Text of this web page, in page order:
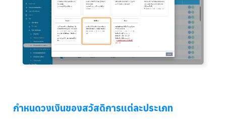
กำหนดวงเงินของสวัสดิการแต่ละประเภท